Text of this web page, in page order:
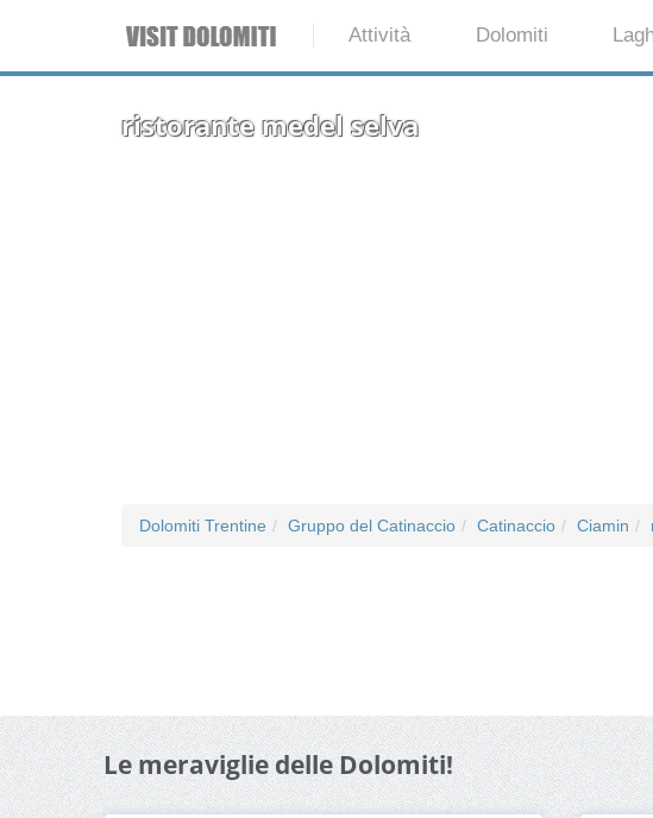
Attività Dolomiti
ristorante medel selva
Dolomiti Trentine Gruppo del Catinaccio Catinaccio Ciamin
Le meraviglie delle Dolomiti!